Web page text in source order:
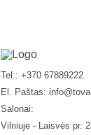
Tel.: +370 67889222
El. Paštas:
Salonai:
Vilniuje - Laisvės pr.